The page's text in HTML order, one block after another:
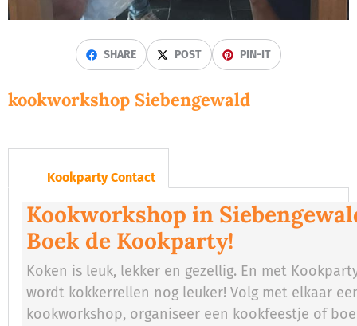
SHARE POST PIN-IT
kookworkshop Siebengewald
Kookparty Contact
Kookworkshop in
Boek de Kookparty!
Koken is leuk, lekker en gezellig. En met
wordt kokkerrellen nog leuker! Volg met elkaar
kookworkshop, organiseer een kookfeestje of